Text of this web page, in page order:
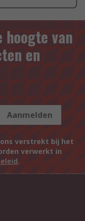
hoogte van
en
Aanmelden
verstrekt bij het
verwerkt in
.